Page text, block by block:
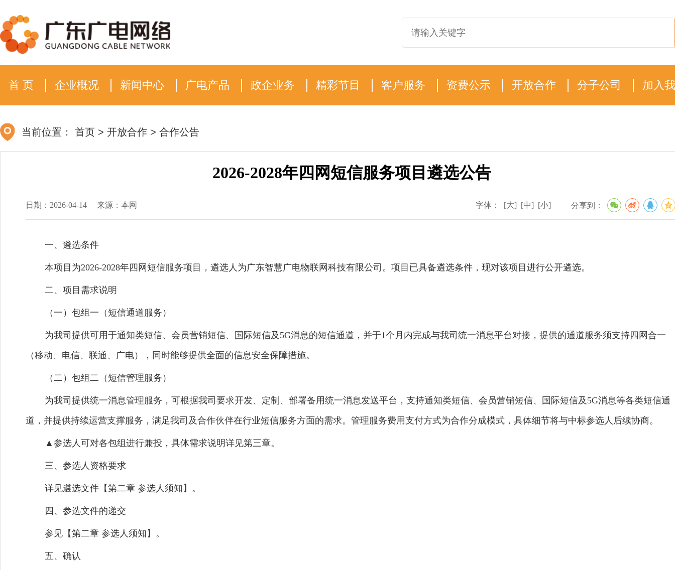
首 页 企业概况 新闻中心 广电产品 政企业务 精彩节目 客户服务 资费公示 开放合作 分子公司 加入
当前位置： 首页 > 开放合作 > 合作公告
2026-2028年四网短信服务项目遴选公告
日期：2026-04-14 来源：本网 分享到：
字体： [大] [中] [小]
一、遴选条件
本项目为2026-2028年四网短信服务项目，遴选人为广东智慧广电物联网科技有限公司。项目已具备遴选条件，现对该项目进行公开遴选。
二、项目需求说明
（一）包组一（短信通道服务）
为我司提供可用于通知类短信、会员营销短信、国际短信及5G消息的短信通道，并于1个月内完成与我司统一消息平台对接，提供的通道服务须支持四网合一
（移动、电信、联通、广电），同时能够提供全面的信息安全保障措施。
（二）包组二（短信管理服务）
为我司提供统一消息管理服务，可根据我司要求开发、定制、部署备用统一消息发送平台，支持通知类短信、会员营销短信、国际短信及5G消息等各类短信通
道，并提供持续运营支撑服务，满足我司及合作伙伴在行业短信服务方面的需求。管理服务费用支付方式为合作分成模式，具体细节将与中标参选人后续协商。
▲参选人可对各包组进行兼投，具体需求说明详见第三章。
三、参选人资格要求
详见遴选文件【第二章 参选人须知】。
四、参选文件的递交
参见【第二章 参选人须知】。
五、确认